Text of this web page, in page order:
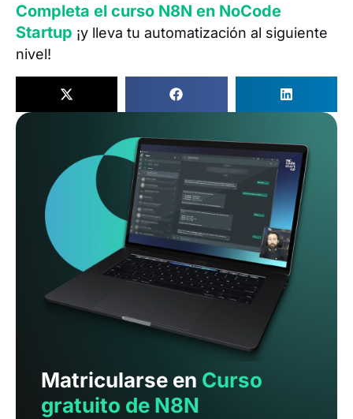
Completa el curso N8N en NoCode
Startup ¡y lleva tu automatización al siguiente
nivel!
Matricularse en Curso
gratuito de N8N